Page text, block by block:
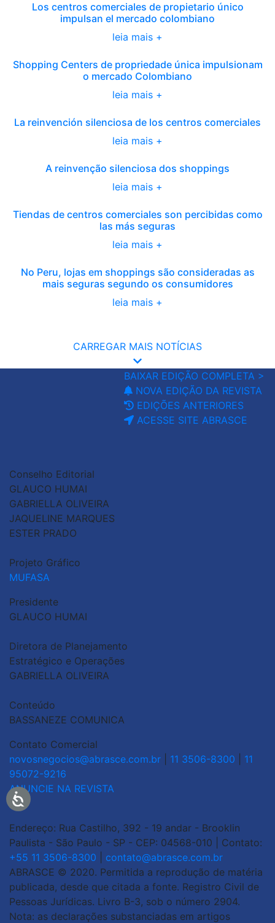
Los centros comerciales de propietario único
impulsan el mercado colombiano
leia mais +
Shopping Centers de propriedade única impulsionam
o mercado Colombiano
leia mais +
La reinvención silenciosa de los centros comerciales
leia mais +
A reinvenção silenciosa dos shoppings
leia mais +
Tiendas de centros comerciales son percibidas como
las más seguras
leia mais +
No Peru, lojas em shoppings são consideradas as
mais seguras segundo os consumidores
leia mais +
CARREGAR MAIS NOTÍCIAS
BAIXAR EDIÇÃO COMPLETA >
NOVA EDIÇÃO DA REVISTA
EDIÇÕES ANTERIORES
ACESSE SITE ABRASCE
Conselho Editorial
GLAUCO HUMAI
GABRIELLA OLIVEIRA
JAQUELINE MARQUES
ESTER PRADO
Projeto Gráfico
MUFASA
Presidente
GLAUCO HUMAI
Diretora de Planejamento
Estratégico e Operações
GABRIELLA OLIVEIRA
Conteúdo
BASSANEZE COMUNICA
Contato Comercial
novosnegocios@abrasce.com.br
11 3506-8300
11
95072-9216
ANUNCIE NA REVISTA
Endereço: Rua Castilho, 392 - 19 andar - Brooklin
Paulista - São Paulo - SP - CEP: 04568-010 | Contato:
+55 11 3506-8300
contato@abrasce.com.br
ABRASCE © 2020. Permitida a reprodução de matéria
publicada, desde que citada a fonte. Registro Civil de
Pessoas Jurídicas. Livro B-3, sob o número 2904.
Nota: as declarações substanciadas em artigos